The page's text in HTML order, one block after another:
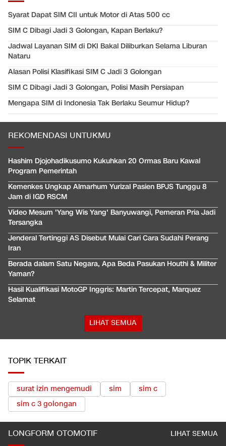
Syarat Dapat SIM CII untuk Motor di Atas 500 cc
SIM C Dibagi Jadi 3 Golongan, Kapan Berlaku?
Jadwal Layanan SIM di DKI Bakal Diliburkan Selama Liburan
Nataru
Alasan Polisi Klasifikasi SIM C Jadi 3 Golongan
SIM C Dibagi Jadi 3 Golongan, Polisi Masih Persiapan
Mengapa SIM di Indonesia Tak Berlaku Seumur Hidup?
REKOMENDASI UNTUKMU
Hashim Djojohadikusumo Kukuhkan 20 Ormas Baru Kawal
Program Pemerintah
Kemenkes Ungkap Almarhum Yurizal Pasien BPJS Tunggu 8
Jam di IGD RSCM
Video Mesum 'Yang Wis Yang' Banyuwangi, Pemeran Pria Jadi
Tersangka
Jenderal Tertinggi AS Disebut Mulai Cari Cara Sudahi Perang
Iran
Berada dalam Satu Negara, Apa Beda Pasukan Houthi & Militer
Yaman?
Hasil Kualifikasi MotoGP Inggris: Martin Tercepat, Marquez
Selamat
LIHAT SEMUA
TOPIK TERKAIT
surat izin mengemudi sim
sim c
sim c 3 golongan
LONGFORM OTOMOTIF LIHAT SEMUA